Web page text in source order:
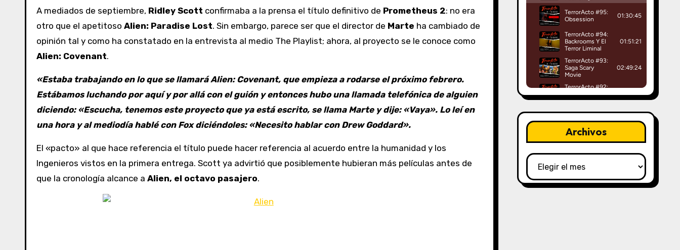
A mediados de septiembre, Ridley Scott confirmaba a la prensa el título definitivo de Prometheus 2: no era
otro que el apetitoso Alien: Paradise Lost. Sin embargo, parece ser que el director de Marte ha cambiado de
opinión tal y como ha constatado en la entrevista al medio The Playlist; ahora, al proyecto se le conoce como
Alien: Covenant.
«Estaba trabajando en lo que se llamará Alien: Covenant, que empieza a rodarse el próximo febrero.
Estábamos luchando por aquí y por allá con el guión y entonces hubo una llamada telefónica de alguien
diciendo: «Escucha, tenemos este proyecto que ya está escrito, se llama Marte y dije: «Vaya». Lo leí en
una hora y al mediodía hablé con Fox diciéndoles: «Necesito hablar con Drew Goddard».
El «pacto» al que hace referencia el título puede hacer referencia al acuerdo entre la humanidad y los
Ingenieros vistos en la primera entrega. Scott ya advirtió que posiblemente hubieran más películas antes de
que la cronología alcance a Alien, el octavo pasajero.
Archivos
Archivos